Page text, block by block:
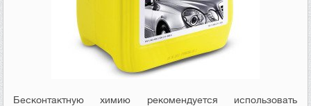
Бесконтактную химию рекомендуется использовать